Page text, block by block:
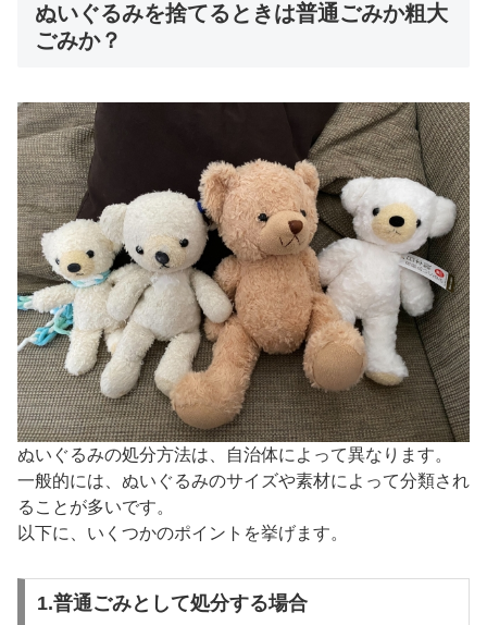
ぬいぐるみを捨てるときは普通ごみか粗大
ごみか？
ぬいぐるみの処分方法は、自治体によって異なります。
一般的には、ぬいぐるみのサイズや素材によって分類され
ることが多いです。
以下に、いくつかのポイントを挙げます。
1.普通ごみとして処分する場合